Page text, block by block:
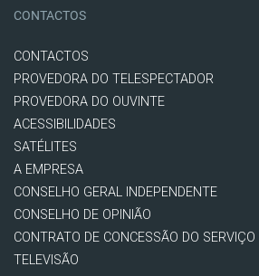
CONTACTOS
CONTACTOS
PROVEDORA DO TELESPECTADOR
PROVEDORA DO OUVINTE
ACESSIBILIDADES
SATÉLITES
A EMPRESA
CONSELHO GERAL INDEPENDENTE
CONSELHO DE OPINIÃO
CONTRATO DE CONCESSÃO DO
TELEVISÃO